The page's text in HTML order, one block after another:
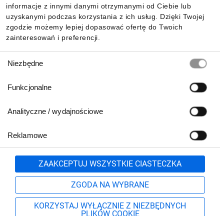
informacje z innymi danymi otrzymanymi od Ciebie lub
uzyskanymi podczas korzystania z ich usług. Dzięki Twojej
zgodzie możemy lepiej dopasować ofertę do Twoich
zainteresowań i preferencji.
zgody
Niezbędne
Funkcjonalne
Analityczne / wydajnościowe
Reklamowe
ZAAKCEPTUJ WSZYSTKIE CIASTECZKA
ZGODA NA WYBRANE
KORZYSTAJ WYŁĄCZNIE Z NIEZBĘDNYCH
PLIKÓW COOKIE
Pobierz naszą aplikację mobilną:
801 500 700 lub
71 37 61 600
Formularz kontaktowy